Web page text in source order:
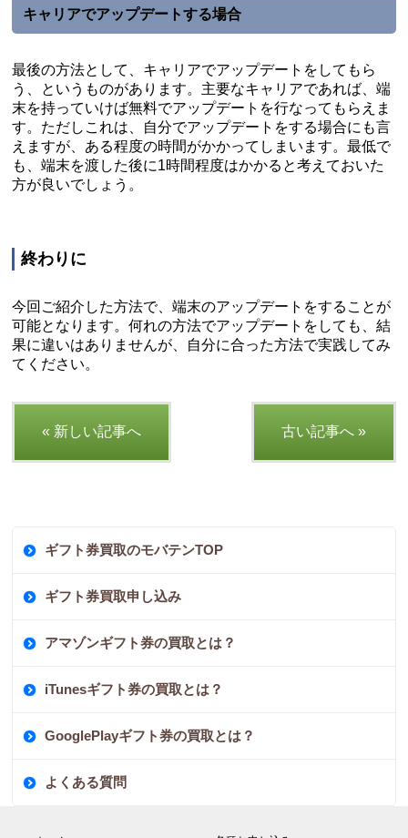
キャリアでアップデートする場合
最後の方法として、キャリアでアップデートをしてもら
う、というものがあります。主要なキャリアであれば、端
末を持っていけば無料でアップデートを行なってもらえま
す。ただしこれは、自分でアップデートをする場合にも言
えますが、ある程度の時間がかかってしまいます。最低で
も、端末を渡した後に1時間程度はかかると考えておいた
方が良いでしょう。
終わりに
今回ご紹介した方法で、端末のアップデートをすることが
可能となります。何れの方法でアップデートをしても、結
果に違いはありませんが、自分に合った方法で実践してみ
てください。
« 新しい記事へ 古い記事へ »
ギフト券買取のモバテンTOP
ギフト券買取申し込み
アマゾンギフト券の買取とは？
iTunesギフト券の買取とは？
GooglePlayギフト券の買取とは？
よくある質問